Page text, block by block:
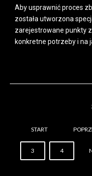
Aby usprawnić proces
została utworzona
zarejestrowane punkty
konkretne potrzeby i na
START
3 4